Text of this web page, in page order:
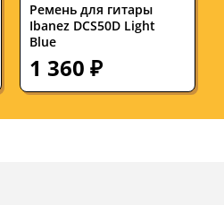
Ремень для гитары
Ibanez DCS50D Light
Blue
1 360 ₽